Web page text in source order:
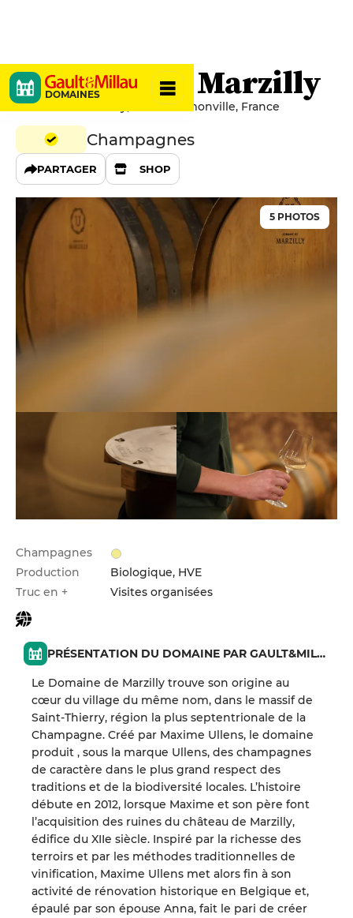
DOMAINES
Domaine de Marzilly
Château de Marzilly, 51220 Hermonville, France
Champagnes
PARTAGER SHOP
5 PHOTOS
Champagnes
Production
Biologique, HVE
Truc en +
Visites organisées
PRÉSENTATION DU DOMAINE PAR GAULT&MILLAU
Le Domaine de Marzilly trouve son origine au
cœur du village du même nom, dans le massif de
Saint-Thierry, région la plus septentrionale de la
Champagne. Créé par Maxime Ullens, le domaine
produit , sous la marque Ullens, des champagnes
de caractère dans le plus grand respect des
traditions et de la biodiversité locales. L’histoire
débute en 2012, lorsque Maxime et son père font
l’acquisition des ruines du château de Marzilly,
édifice du XIIe siècle. Inspiré par la richesse des
terroirs et par les méthodes traditionnelles de
vinification, Maxime Ullens met alors fin à son
activité de rénovation historique en Belgique et,
épaulé par son épouse Anna, fait le pari de créer